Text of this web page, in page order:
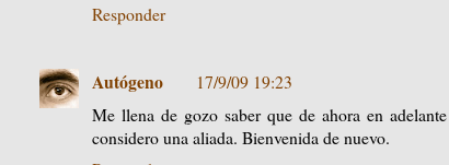
Responder
Autógeno
17/9/09 19:23
Me llena de gozo saber que de ahora en
considero una aliada. Bienvenida de nuevo.